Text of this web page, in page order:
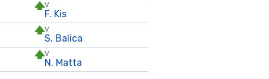
V
F. Kis
V
S. Balica
V
N. Matta